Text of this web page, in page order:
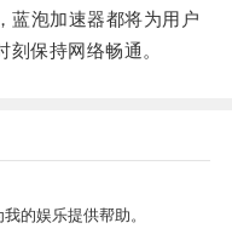
泡加速器都将为用户
保持网络畅通。
的娱乐提供帮助。